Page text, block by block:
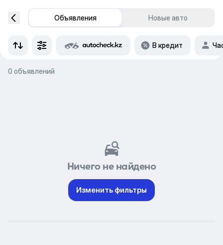
Объявления Новые авто
В кредит
0 объявлений
Ничего не найдено
Изменить фильтры